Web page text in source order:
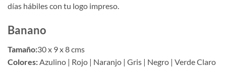
días hábiles con tu logo impreso.
Banano
Tamaño:30 x 9 x 8 cms
Colores: Azulino | Rojo | Naranjo | Gris | Negro | Verde Claro